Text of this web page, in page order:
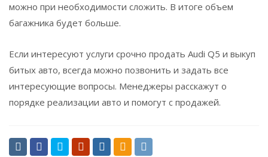
можно при необходимости сложить. В итоге объем
багажника будет больше.
Если интересуют услуги срочно продать Audi Q5 и выкуп
битых авто, всегда можно позвонить и задать все
интересующие вопросы. Менеджеры расскажут о
порядке реализации авто и помогут с продажей.